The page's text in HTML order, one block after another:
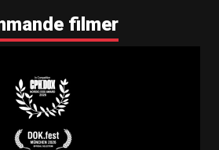
filmer